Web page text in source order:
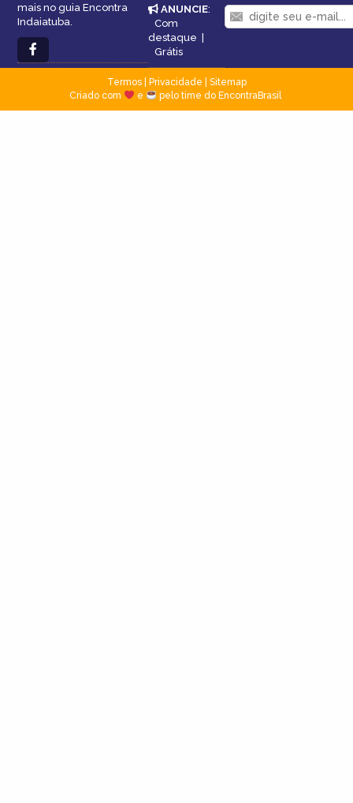
mais no guia Encontra
Indaiatuba.
ANUNCIE:
Com
destaque |
Grátis
Termos| Privacidade
Sitemap
Criado com
e pelo time do EncontraBrasil